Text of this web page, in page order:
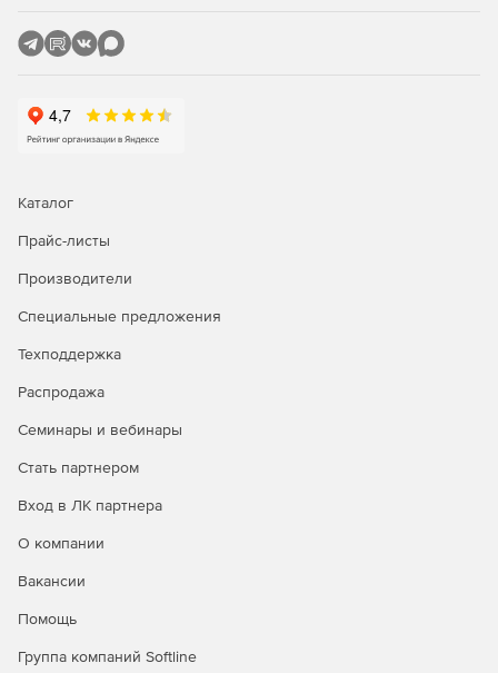
Каталог
Прайс-листы
Производители
Специальные предложения
Техподдержка
Распродажа
Семинары и вебинары
Стать партнером
Вход в ЛК партнера
О компании
Вакансии
Помощь
Группа компаний Softline